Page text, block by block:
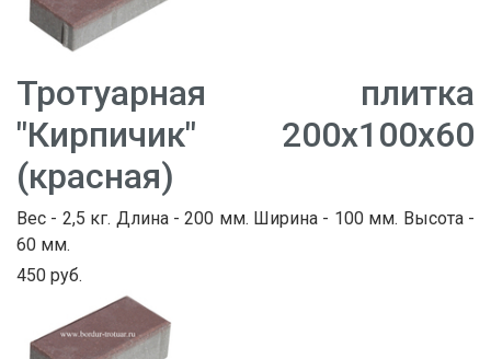
Тротуарная плитка
"Кирпичик" 200х100х60
(красная)
Вес - 2,5 кг. Длина - 200 мм. Ширина - 100 мм. Высота -
60 мм.
450 руб.